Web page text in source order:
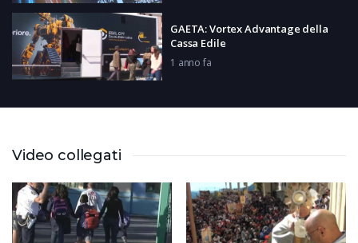
GAETA: Vortex Advantage della
Cassa Edile
1 anno fa
ANAGNI: 173 anni della Polizia
1 anno fa
Video collegati